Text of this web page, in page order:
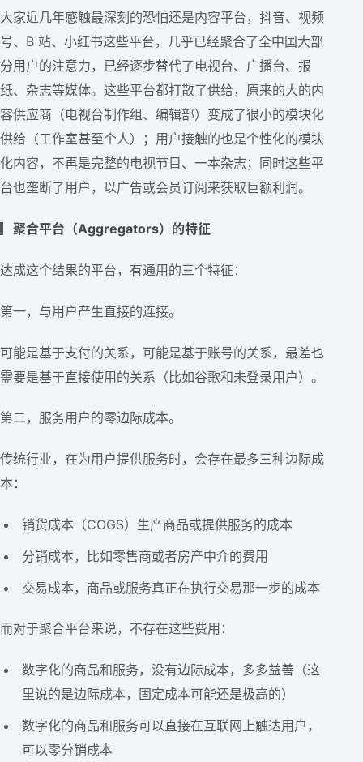
大家近几年感触最深刻的恐怕还是内容平台，抖音、视频
号、B 站、小红书这些平台，几乎已经聚合了全中国大部
分用户的注意力，已经逐步替代了电视台、广播台、报
纸、杂志等媒体。这些平台都打散了供给，原来的大的内
容供应商（电视台制作组、编辑部）变成了很小的模块化
供给（工作室甚至个人）；用户接触的也是个性化的模块
化内容，不再是完整的电视节目、一本杂志；同时这些平
台也垄断了用户，以广告或会员订阅来获取巨额利润。
聚合平台（Aggregators）的特征
达成这个结果的平台，有通用的三个特征：
第一，与用户产生直接的连接。
可能是基于支付的关系，可能是基于账号的关系，最差也
需要是基于直接使用的关系（比如谷歌和未登录用户）。
第二，服务用户的零边际成本。
传统行业，在为用户提供服务时，会存在最多三种边际成
本：
销货成本（COGS）生产商品或提供服务的成本
分销成本，比如零售商或者房产中介的费用
交易成本，商品或服务真正在执行交易那一步的成本
而对于聚合平台来说，不存在这些费用：
数字化的商品和服务，没有边际成本，多多益善（这
里说的是边际成本，固定成本可能还是极高的）
数字化的商品和服务可以直接在互联网上触达用户，
可以零分销成本